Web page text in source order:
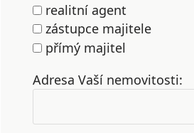
realitní agent
zástupce majitele
přímý majitel
Adresa Vaší nemovitosti: